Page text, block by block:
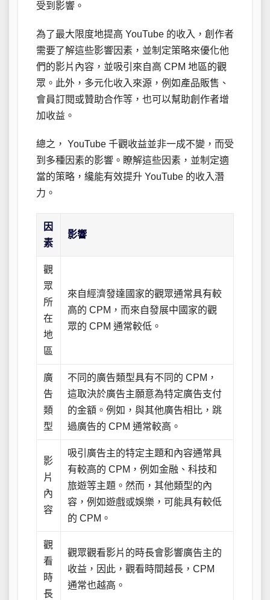
受到影響。
為了最大限度地提高 YouTube 的收入，創作者
需要了解這些影響因素，並制定策略來優化他
們的影片內容，並吸引來自高 CPM 地區的觀
眾。此外，多元化收入來源，例如產品販售、
會員訂閱或贊助合作等，也可以幫助創作者增
加收益。
總之， YouTube 千觀收益並非一成不變，而受
到多種因素的影響。瞭解這些因素，並制定適
當的策略，纔能有效提升 YouTube 的收入潛
力。
因
素
影響
觀
眾
所
在
地
區
來自經濟發達國家的觀眾通常具有較
高的 CPM，而來自發展中國家的觀
眾的 CPM 通常較低。
廣
告
類
型
不同的廣告類型具有不同的 CPM，
這取決於廣告主願意為特定廣告支付
的金額。例如，與其他廣告相比，跳
過廣告的 CPM 通常較高。
影
片
內
容
吸引廣告主的特定主題和內容通常具
有較高的 CPM，例如金融、科技和
旅遊等主題。然而，其他類型的內
容，例如遊戲或娛樂，可能具有較低
的 CPM。
觀
看
時
長
觀眾觀看影片的時長會影響廣告主的
收益，因此，觀看時間越長，CPM
通常也越高。